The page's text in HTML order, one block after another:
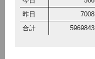
昨日
7008
合計
5969843